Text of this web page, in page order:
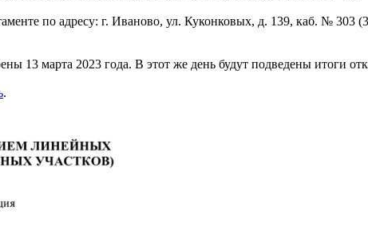
по адресу: г. Иваново, ул. Куконковых, д. 139, каб. № 303
13 марта 2023 года. В этот же день будут подведены итоги
.